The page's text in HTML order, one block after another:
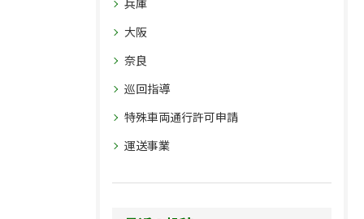
兵庫
大阪
奈良
巡回指導
特殊車両通行許可申請
運送事業